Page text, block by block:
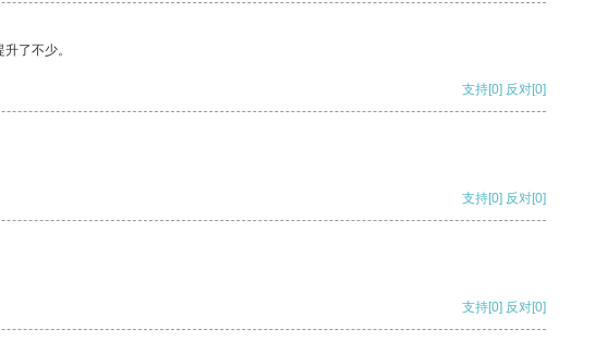
了不少。
支持[0] 反对[0]
支持[0] 反对[0]
支持[0] 反对[0]